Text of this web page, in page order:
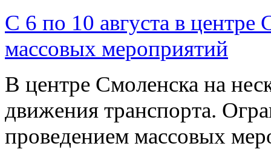
С 6 по 10 августа в центре
массовых мероприятий
В центре Смоленска на
движения транспорта.
проведением массовых